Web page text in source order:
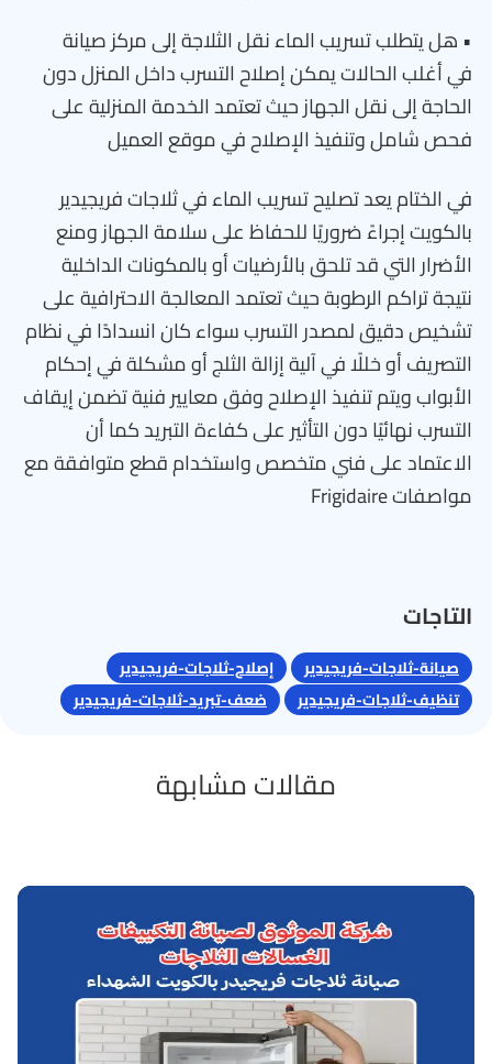
• هل يتطلب تسريب الماء نقل الثلاجة إلى مركز صيانة
في أغلب الحالات يمكن إصلاح التسرب داخل المنزل دون
الحاجة إلى نقل الجهاز حيث تعتمد الخدمة المنزلية على
فحص شامل وتنفيذ الإصلاح في موقع العميل
في الختام يعد تصليح تسريب الماء في ثلاجات فريجيدير
بالكويت إجراءً ضروريًا للحفاظ على سلامة الجهاز ومنع
الأضرار التي قد تلحق بالأرضيات أو بالمكونات الداخلية
نتيجة تراكم الرطوبة حيث تعتمد المعالجة الاحترافية على
تشخيص دقيق لمصدر التسرب سواء كان انسدادًا في نظام
التصريف أو خللًا في آلية إزالة الثلج أو مشكلة في إحكام
الأبواب ويتم تنفيذ الإصلاح وفق معايير فنية تضمن إيقاف
التسرب نهائيًا دون التأثير على كفاءة التبريد كما أن
الاعتماد على فني متخصص واستخدام قطع متوافقة مع
مواصفات Frigidaire
التاجات
صيانة-ثلاجات-فريجيدير
إصلاح-ثلاجات-فريجيدير
تنظيف-ثلاجات-فريجيدير
ضعف-تبريد-ثلاجات-فريجيدير
مقالات مشابهة